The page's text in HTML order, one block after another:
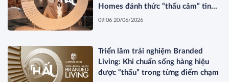
Homes đánh thức “thấu cảm” tinh
hoa về không gian sống hàng hiệu
09:06 20/06/2026
Triển lãm trải nghiệm Branded
Living: Khi chuẩn sống hàng hiệu
được “thấu” trong từng điểm chạm